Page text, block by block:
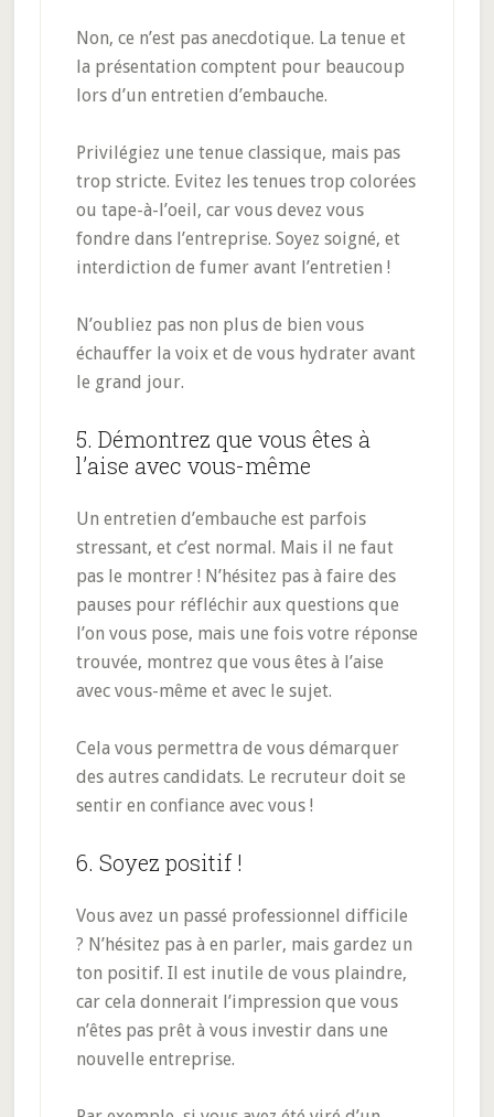
Non, ce n’est pas anecdotique. La tenue et
la présentation comptent pour beaucoup
lors d’un entretien d’embauche.
Privilégiez une tenue classique, mais pas
trop stricte. Evitez les tenues trop colorées
ou tape-à-l’oeil, car vous devez vous
fondre dans l’entreprise. Soyez soigné, et
interdiction de fumer avant l’entretien !
N’oubliez pas non plus de bien vous
échauffer la voix et de vous hydrater avant
le grand jour.
5. Démontrez que vous êtes à
l’aise avec vous-même
Un entretien d’embauche est parfois
stressant, et c’est normal. Mais il ne faut
pas le montrer ! N’hésitez pas à faire des
pauses pour réfléchir aux questions que
l’on vous pose, mais une fois votre réponse
trouvée, montrez que vous êtes à l’aise
avec vous-même et avec le sujet.
Cela vous permettra de vous démarquer
des autres candidats. Le recruteur doit se
sentir en confiance avec vous !
6. Soyez positif !
Vous avez un passé professionnel difficile
? N’hésitez pas à en parler, mais gardez un
ton positif. Il est inutile de vous plaindre,
car cela donnerait l’impression que vous
n’êtes pas prêt à vous investir dans une
nouvelle entreprise.